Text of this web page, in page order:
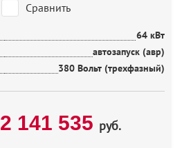
Сравнить
64 кВт
автозапуск (авр)
380 Вольт (трехфазный)
2 141 535 руб.